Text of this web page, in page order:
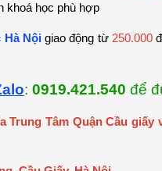
khoá học phù hợp
Hà Nộigiao động từ250.000
: 0919.421.540 để
Tâm Quận Cầu giấy